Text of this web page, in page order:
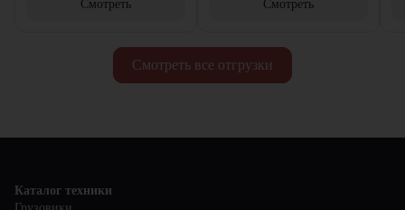
Смотреть все отгрузки
Смотреть Смотреть
Каталог техники